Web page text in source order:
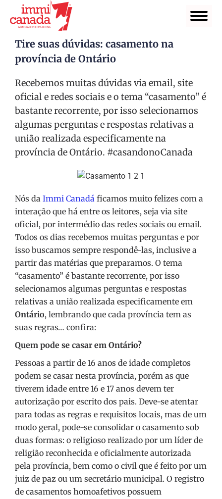
Tire suas dúvidas: casamento na
província de Ontário
Recebemos muitas dúvidas via email, site
oficial e redes sociais e o tema “casamento” é
bastante recorrente, por isso selecionamos
algumas perguntas e respostas relativas a
união realizada especificamente na
província de Ontário. #casandonoCanada
Nós da Immi Canadá ficamos muito felizes com a
interação que há entre os leitores, seja via site
oficial, por intermédio das redes sociais ou email.
Todos os dias recebemos muitas perguntas e por
isso buscamos sempre respondê-las, inclusive a
partir das matérias que preparamos. O tema
“casamento” é bastante recorrente, por isso
selecionamos algumas perguntas e respostas
relativas a união realizada especificamente em
Ontário, lembrando que cada província tem as
suas regras… confira:
Quem pode se casar em Ontário?
Pessoas a partir de 16 anos de idade completos
podem se casar nesta província, porém as que
tiverem idade entre 16 e 17 anos devem ter
autorização por escrito dos pais. Deve-se atentar
para todas as regras e requisitos locais, mas de um
modo geral, pode-se consolidar o casamento sob
duas formas: o religioso realizado por um líder de
religião reconhecida e oficialmente autorizada
pela província, bem como o civil que é feito por um
juiz de paz ou um secretário municipal. O registro
de casamentos homoafetivos possuem